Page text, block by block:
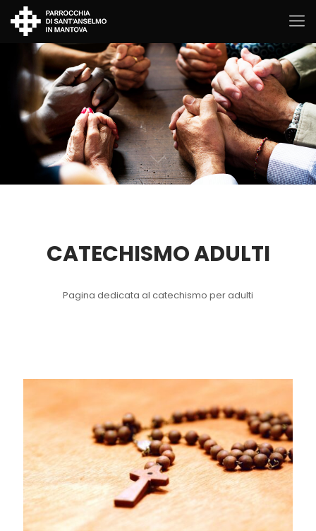
CATECHISMO ADULTI
Pagina dedicata al catechismo per adulti